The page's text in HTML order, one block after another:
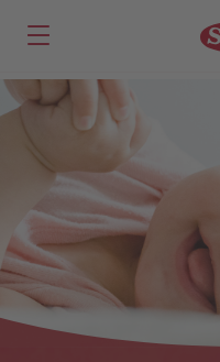
Skip to main content